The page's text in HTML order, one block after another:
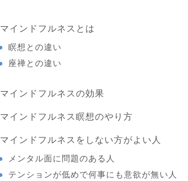
マインドフルネスとは
瞑想との違い
座禅との違い
マインドフルネスの効果
マインドフルネス瞑想のやり方
マインドフルネスをしない方がよい人
メンタル面に問題のある人
テンションが低めで何事にも意欲が無い人